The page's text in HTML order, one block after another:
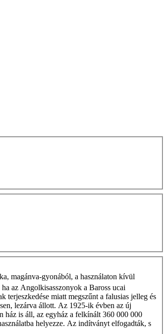
magánva-gyonából, a használaton kívül
az Angolkisasszonyok a Baross ucai
miatt megszűnt a falusias jelleg és
lezárva állott. Az 1925-ik évben az új
ház is áll, az egyház a fel­kínált 360 000 000
helyezze. Az indítványt elfogad­ták, s